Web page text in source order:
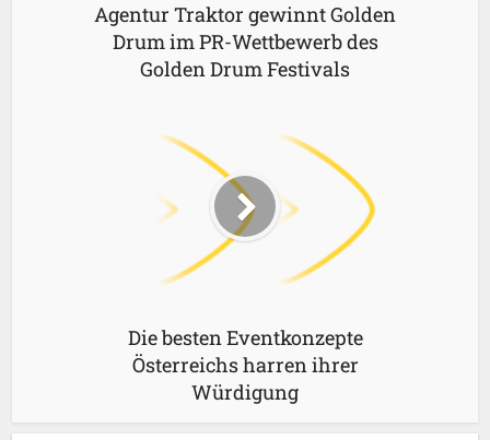
Agentur Traktor gewinnt Golden
Drum im PR-Wettbewerb des
Golden Drum Festivals
Die besten Eventkonzepte
Österreichs harren ihrer
Würdigung